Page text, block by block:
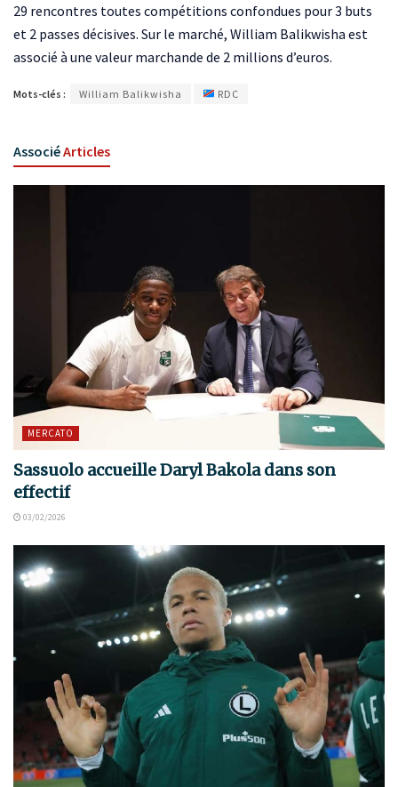
29 rencontres toutes compétitions confondues pour 3 buts
et 2 passes décisives. Sur le marché, William Balikwisha est
associé à une valeur marchande de 2 millions d’euros.
Mots-clés : William Balikwisha RDC
AssociéArticles
MERCATO
Sassuolo accueille Daryl Bakola dans son
effectif
03/02/2026